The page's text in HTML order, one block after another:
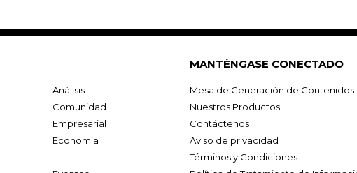
Análisis
Comunidad
Empresarial
Economía
MANTÉNGASE CONECTADO
Mesa de Generación de Contenidos
Nuestros Productos
Contáctenos
Aviso de privacidad
Términos y Condiciones